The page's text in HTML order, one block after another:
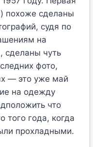
похоже сделаны
судя по
на
сделаны чуть
фото,
— это уже май
на одежду
что
того года, когда
прохладными.